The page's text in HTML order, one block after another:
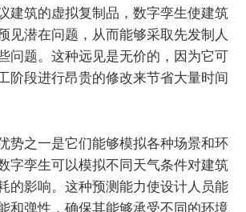
建筑的虚拟复制品，数字孪生使建筑
见潜在问题，从而能够采取先发制人
问题。这种远见是无价的，因为它可
阶段进行昂贵的修改来节省大量时间
势之一是它们能够模拟各种场景和环
字孪生可以模拟不同天气条件对建筑
的影响。这种预测能力使设计人员能
和弹性，确保其能够承受不同的环境